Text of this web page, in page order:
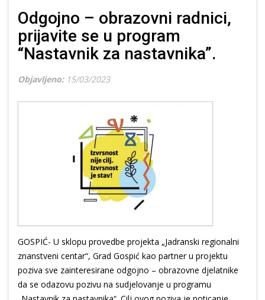
Odgojno – obrazovni radnici,
prijavite se u program
“Nastavnik za nastavnika”.
Objavljeno: 15/03/2023
GOSPIĆ- U sklopu provedbe projekta „Jadranski regionalni
znanstveni centar“, Grad Gospić kao partner u projektu
poziva sve zainteresirane odgojno – obrazovne djelatnike
da se odazovu pozivu na sudjelovanje u programu